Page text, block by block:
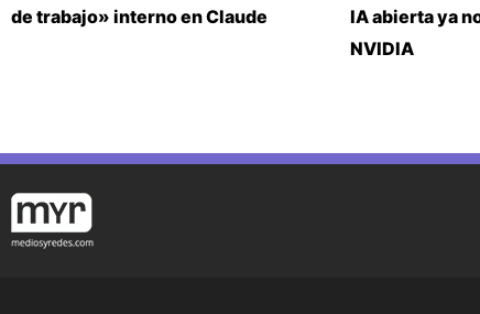
de trabajo» interno en Claude
IA abierta ya
NVIDIA